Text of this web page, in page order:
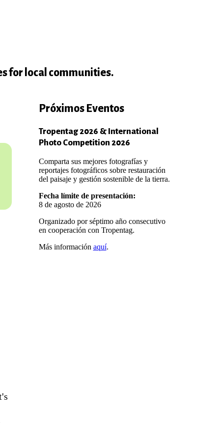
for local communities.
Próximos Eventos
Tropentag 2026 & International
Photo Competition 2026
Comparta sus mejores fotografías y
reportajes fotográficos sobre restauración
del paisaje y gestión sostenible de la tierra.
Fecha límite de presentación:
8 de agosto de 2026
Organizado por séptimo año consecutivo
en cooperación con Tropentag.
Más información aquí.